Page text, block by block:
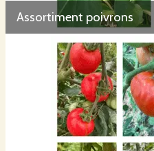
Assortiment poivrons